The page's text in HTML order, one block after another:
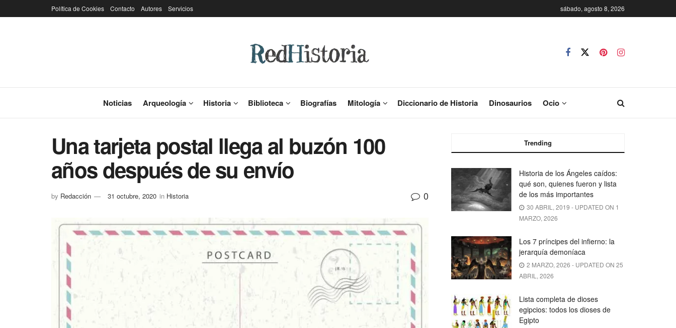
Política de Cookies Contacto Autores Servicios sábado, agosto 8, 2026
Noticias Arqueología Historia Biblioteca Biografías Mitología Diccionario de Historia Dinosaurios Ocio
Una tarjeta postal llega al buzón 100
años después de su envío
by Redacción 31 octubre, 2020 in Historia 0
Trending
Historia de los Ángeles caídos:
qué son, quienes fueron y lista
de los más importantes
30 ABRIL, 2019 - UPDATED ON 1
MARZO, 2026
Los 7 príncipes del infierno: la
jerarquía demoníaca
2 MARZO, 2026 - UPDATED ON 25
ABRIL, 2026
Lista completa de dioses
egipcios: todos los dioses de
Egipto